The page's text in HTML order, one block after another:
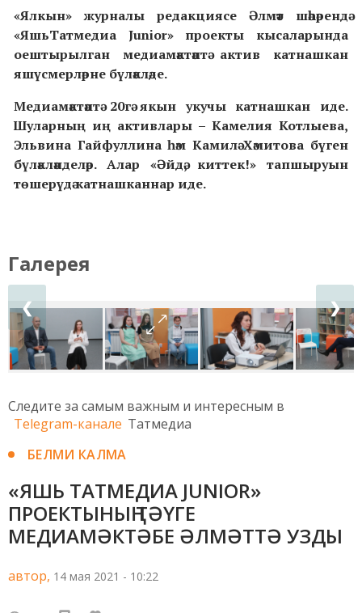
«Ялкын» журналы редакциясе Әлмәт шәһәрендә
«ЯшьTатмедиа Junior» проекты кысаларында
оештырылган медиамәктәптә актив катнашкан
яшүсмерләрне бүләкләде.
Медиамәктәптә 20гә якын укучы катнашкан иде.
Шуларның иң активлары – Камелия Котлыева,
Эльвина Гайфуллина һәм Камилә Хәмитова бүген
бүләкләнделәр. Алар «Әйдә, киттек!» тапшыруын
төшерүдә катнашканнар иде.
Галерея
❮ ❯
Следите за самым важным и интересным в
Telegram-канале Татмедиа
БЕЛМИ КАЛМА
«ЯШЬ ТАТМЕДИА JUNIOR»
ПРОЕКТЫНЫҢ ТӘҮГЕ
МЕДИАМӘКТӘБЕ ӘЛМӘТТӘ УЗДЫ
автор, 14 мая 2021 - 10:22